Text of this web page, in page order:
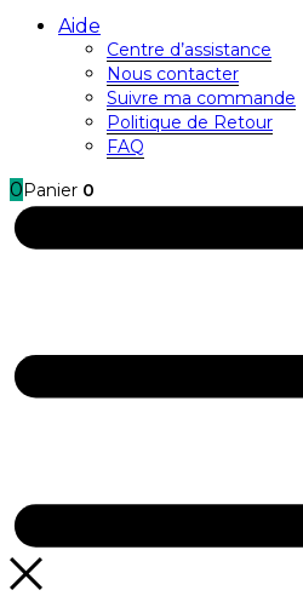
Aide
Centre d’assistance
Nous contacter
Suivre ma commande
Politique de Retour
FAQ
0 Panier 0